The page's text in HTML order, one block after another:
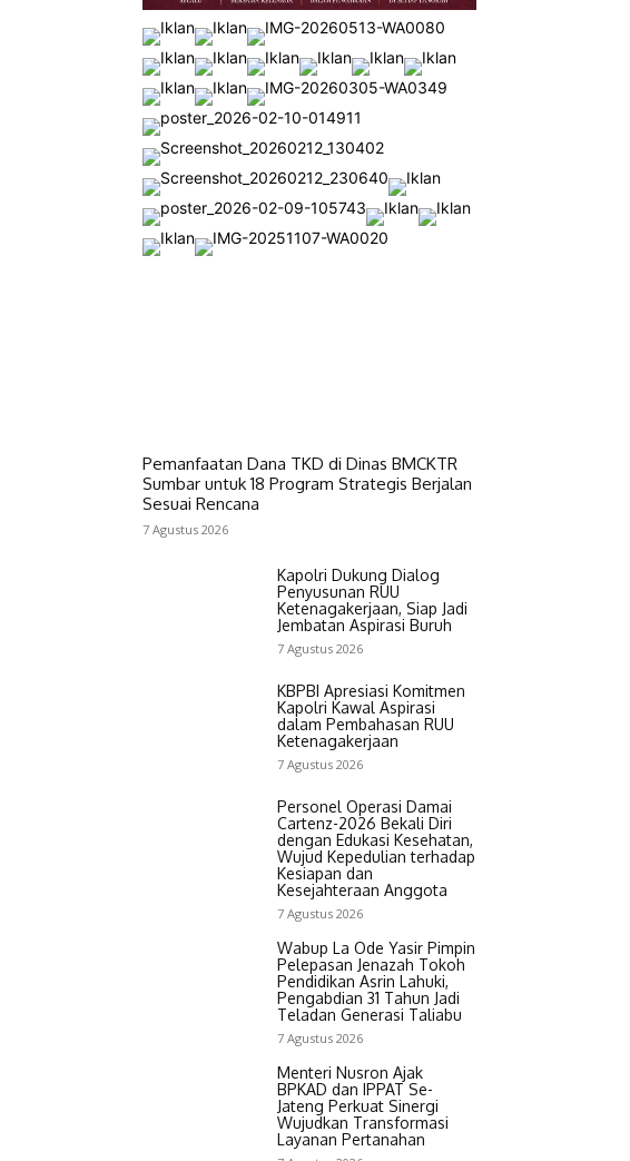
Pemanfaatan Dana TKD di Dinas BMCKTR
Sumbar untuk 18 Program Strategis Berjalan
Sesuai Rencana
7 Agustus 2026
Kapolri Dukung Dialog
Penyusunan RUU
Ketenagakerjaan, Siap Jadi
Jembatan Aspirasi Buruh
7 Agustus 2026
KBPBI Apresiasi Komitmen
Kapolri Kawal Aspirasi
dalam Pembahasan RUU
Ketenagakerjaan
7 Agustus 2026
Personel Operasi Damai
Cartenz-2026 Bekali Diri
dengan Edukasi Kesehatan,
Wujud Kepedulian terhadap
Kesiapan dan
Kesejahteraan Anggota
7 Agustus 2026
Wabup La Ode Yasir Pimpin
Pelepasan Jenazah Tokoh
Pendidikan Asrin Lahuki,
Pengabdian 31 Tahun Jadi
Teladan Generasi Taliabu
7 Agustus 2026
Menteri Nusron Ajak
BPKAD dan IPPAT Se-
Jateng Perkuat Sinergi
Wujudkan Transformasi
Layanan Pertanahan